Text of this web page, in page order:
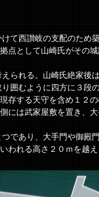
て西讃岐の支配のため
点として山崎氏がその
れる。山崎氏絶家後
囲むように四方に３段
存する天守を含め１２
には武家屋敷を置き、
であり、大手門や御殿
れる高さ２０ｍを越え